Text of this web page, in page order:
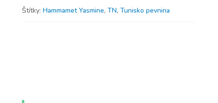
Štítky: Hammamet Yasmine, TN, Tunisko pevnina